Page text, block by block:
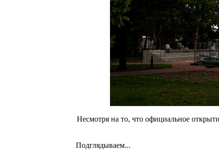
Несмотря на то, что официальное
Подглядываем...